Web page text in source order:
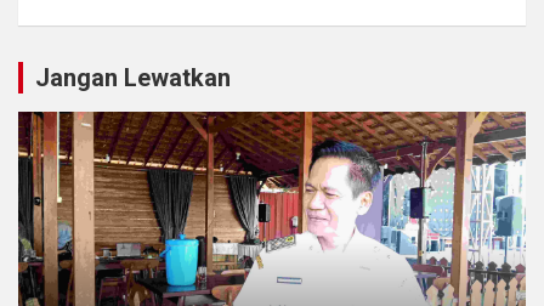
Jangan Lewatkan